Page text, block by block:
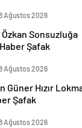
Ağustos 2026
Sonsuzluğa
Şafak
Ağustos 2026
Güner Hızır
Şafak
Ağustos 2026